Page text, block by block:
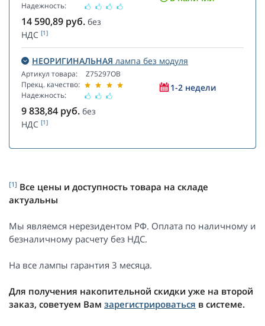
Надежность:
14 590,89 руб. без
НДС [1]
НЕОРИГИНАЛЬНАЯ лампа без модуля
Артикул товара:
Прекц. качество:
Надежность:
Z75297OB
1-2 недели
9 838,84 руб. без
НДС [1]
[1] Все цены и доступность товара на складе
актуальны
Мы являемся нерезидентом РФ. Оплата по наличному и
безналичному расчету без НДС.
На все лампы гарантия 3 месяца.
Для получения накопительной скидки уже на второй
заказ, советуем Вам зарегистрироваться в системе.